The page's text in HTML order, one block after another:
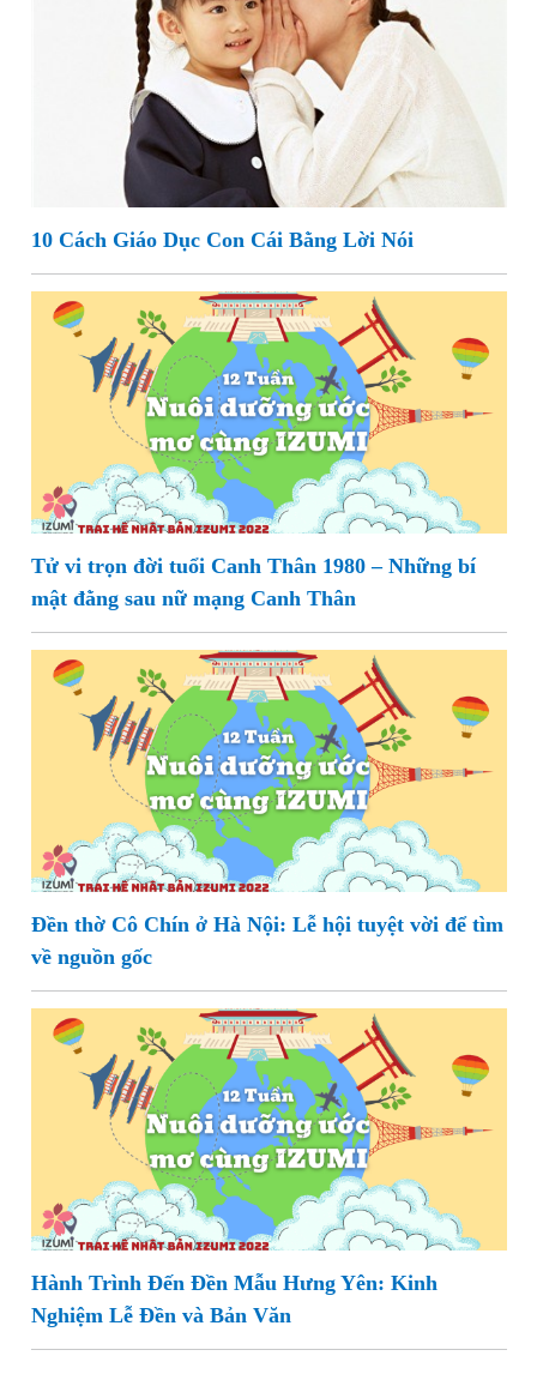
10 Cách Giáo Dục Con Cái Bằng Lời Nói
Tử vi trọn đời tuổi Canh Thân 1980 – Những bí
mật đằng sau nữ mạng Canh Thân
Đền thờ Cô Chín ở Hà Nội: Lễ hội tuyệt vời để tìm
về nguồn gốc
Hành Trình Đến Đền Mẫu Hưng Yên: Kinh
Nghiệm Lễ Đền và Bản Văn